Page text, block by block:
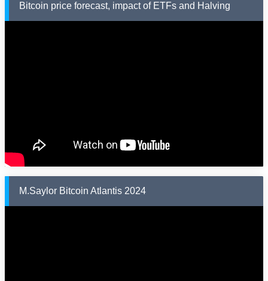
Bitcoin price forecast, impact of ETFs and Halving
M.Saylor Bitcoin Atlantis 2024